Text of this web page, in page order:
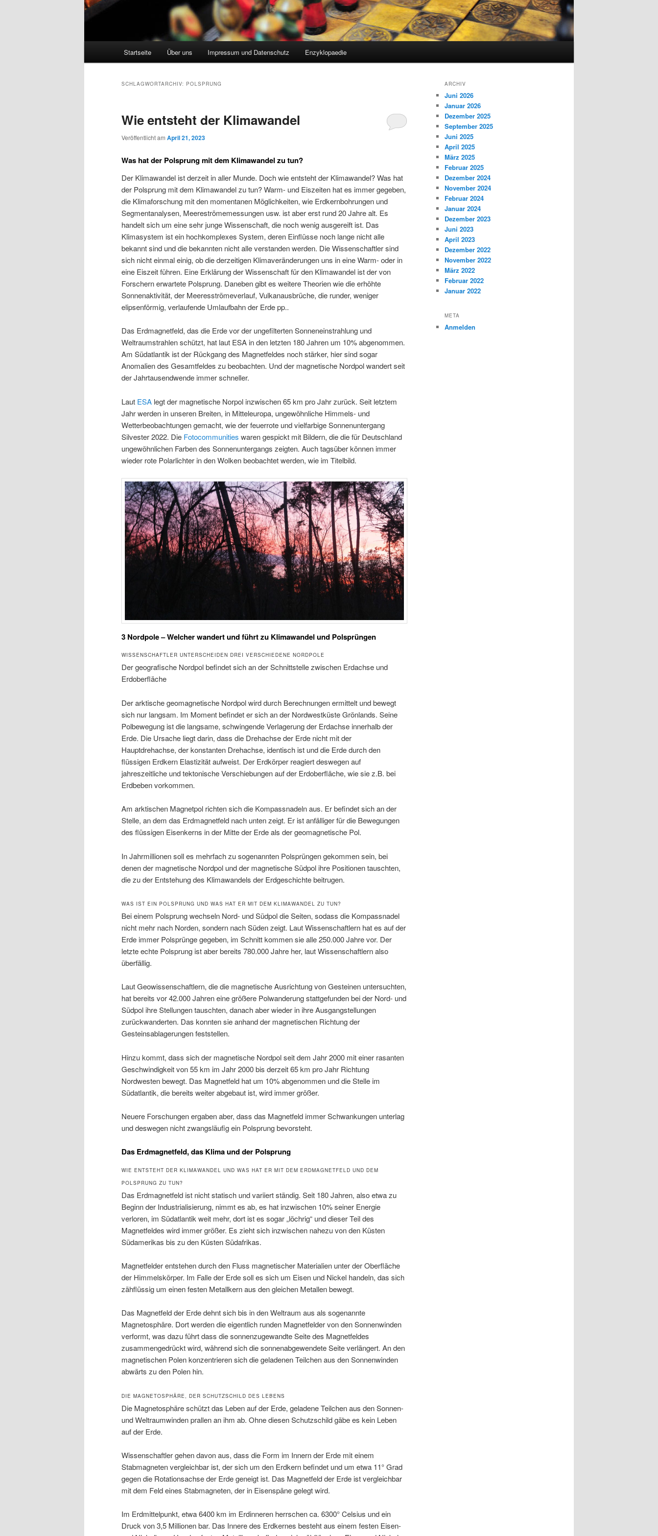
Startseite Über uns Impressum und Datenschutz Enzyklopaedie
SCHLAGWORTARCHIV: POLSPRUNG
Wie entsteht der Klimawandel
Veröffentlicht am April 21, 2023
Was hat der Polsprung mit dem Klimawandel zu tun?
Der Klimawandel ist derzeit in aller Munde. Doch wie entsteht der Klimawandel? Was hat
der Polsprung mit dem Klimawandel zu tun? Warm- und Eiszeiten hat es immer gegeben,
die Klimaforschung mit den momentanen Möglichkeiten, wie Erdkernbohrungen und
Segmentanalysen, Meereströmemessungen usw. ist aber erst rund 20 Jahre alt. Es
handelt sich um eine sehr junge Wissenschaft, die noch wenig ausgereift ist. Das
Klimasystem ist ein hochkomplexes System, deren Einflüsse noch lange nicht alle
bekannt sind und die bekannten nicht alle verstanden werden. Die Wissenschaftler sind
sich nicht einmal einig, ob die derzeitigen Klimaveränderungen uns in eine Warm- oder in
eine Eiszeit führen. Eine Erklärung der Wissenschaft für den Klimawandel ist der von
Forschern erwartete Polsprung. Daneben gibt es weitere Theorien wie die erhöhte
Sonnenaktivität, der Meeresströmeverlauf, Vulkanausbrüche, die runder, weniger
elipsenförmig, verlaufende Umlaufbahn der Erde pp..
Das Erdmagnetfeld, das die Erde vor der ungefilterten Sonneneinstrahlung und
Weltraumstrahlen schützt, hat laut ESA in den letzten 180 Jahren um 10% abgenommen.
Am Südatlantik ist der Rückgang des Magnetfeldes noch stärker, hier sind sogar
Anomalien des Gesamtfeldes zu beobachten. Und der magnetische Nordpol wandert seit
der Jahrtausendwende immer schneller.
Laut ESA legt der magnetische Norpol inzwischen 65 km pro Jahr zurück. Seit letztem
Jahr werden in unseren Breiten, in Mitteleuropa, ungewöhnliche Himmels- und
Wetterbeobachtungen gemacht, wie der feuerrote und vielfarbige Sonnenuntergang
Silvester 2022. Die Fotocommunities waren gespickt mit Bildern, die die für Deutschland
ungewöhnlichen Farben des Sonnenuntergangs zeigten. Auch tagsüber können immer
wieder rote Polarlichter in den Wolken beobachtet werden, wie im Titelbild.
3 Nordpole – Welcher wandert und führt zu Klimawandel und Polsprüngen
WISSENSCHAFTLER UNTERSCHEIDEN DREI VERSCHIEDENE NORDPOLE
Der geografische Nordpol befindet sich an der Schnittstelle zwischen Erdachse und
Erdoberfläche
Der arktische geomagnetische Nordpol wird durch Berechnungen ermittelt und bewegt
sich nur langsam. Im Moment befindet er sich an der Nordwestküste Grönlands. Seine
Polbewegung ist die langsame, schwingende Verlagerung der Erdachse innerhalb der
Erde. Die Ursache liegt darin, dass die Drehachse der Erde nicht mit der
Hauptdrehachse, der konstanten Drehachse, identisch ist und die Erde durch den
flüssigen Erdkern Elastizität aufweist. Der Erdkörper reagiert deswegen auf
jahreszeitliche und tektonische Verschiebungen auf der Erdoberfläche, wie sie z.B. bei
Erdbeben vorkommen.
Am arktischen Magnetpol richten sich die Kompassnadeln aus. Er befindet sich an der
Stelle, an dem das Erdmagnetfeld nach unten zeigt. Er ist anfälliger für die Bewegungen
des flüssigen Eisenkerns in der Mitte der Erde als der geomagnetische Pol.
In Jahrmillionen soll es mehrfach zu sogenannten Polsprüngen gekommen sein, bei
denen der magnetische Nordpol und der magnetische Südpol ihre Positionen tauschten,
die zu der Entstehung des Klimawandels der Erdgeschichte beitrugen.
WAS IST EIN POLSPRUNG UND WAS HAT ER MIT DEM KLIMAWANDEL ZU TUN?
Bei einem Polsprung wechseln Nord- und Südpol die Seiten, sodass die Kompassnadel
nicht mehr nach Norden, sondern nach Süden zeigt. Laut Wissenschaftlern hat es auf der
Erde immer Polsprünge gegeben, im Schnitt kommen sie alle 250.000 Jahre vor. Der
letzte echte Polsprung ist aber bereits 780.000 Jahre her, laut Wissenschaftlern also
überfällig.
Laut Geowissenschaftlern, die die magnetische Ausrichtung von Gesteinen untersuchten,
hat bereits vor 42.000 Jahren eine größere Polwanderung stattgefunden bei der Nord- und
Südpol ihre Stellungen tauschten, danach aber wieder in ihre Ausgangstellungen
zurückwanderten. Das konnten sie anhand der magnetischen Richtung der
Gesteinsablagerungen feststellen.
Hinzu kommt, dass sich der magnetische Nordpol seit dem Jahr 2000 mit einer rasanten
Geschwindigkeit von 55 km im Jahr 2000 bis derzeit 65 km pro Jahr Richtung
Nordwesten bewegt. Das Magnetfeld hat um 10% abgenommen und die Stelle im
Südatlantik, die bereits weiter abgebaut ist, wird immer größer.
Neuere Forschungen ergaben aber, dass das Magnetfeld immer Schwankungen unterlag
und deswegen nicht zwangsläufig ein Polsprung bevorsteht.
Das Erdmagnetfeld, das Klima und der Polsprung
WIE ENTSTEHT DER KLIMAWANDEL UND WAS HAT ER MIT DEM ERDMAGNETFELD UND DEM
POLSPRUNG ZU TUN?
Das Erdmagnetfeld ist nicht statisch und variiert ständig. Seit 180 Jahren, also etwa zu
Beginn der Industrialisierung, nimmt es ab, es hat inzwischen 10% seiner Energie
verloren, im Südatlantik weit mehr, dort ist es sogar „löchrig“ und dieser Teil des
Magnetfeldes wird immer größer. Es zieht sich inzwischen nahezu von den Küsten
Südamerikas bis zu den Küsten Südafrikas.
Magnetfelder entstehen durch den Fluss magnetischer Materialien unter der Oberfläche
der Himmelskörper. Im Falle der Erde soll es sich um Eisen und Nickel handeln, das sich
zähflüssig um einen festen Metallkern aus den gleichen Metallen bewegt.
Das Magnetfeld der Erde dehnt sich bis in den Weltraum aus als sogenannte
Magnetosphäre. Dort werden die eigentlich runden Magnetfelder von den Sonnenwinden
verformt, was dazu führt dass die sonnenzugewandte Seite des Magnetfeldes
zusammengedrückt wird, während sich die sonnenabgewendete Seite verlängert. An den
magnetischen Polen konzentrieren sich die geladenen Teilchen aus den Sonnenwinden
abwärts zu den Polen hin.
DIE MAGNETOSPHÄRE, DER SCHUTZSCHILD DES LEBENS
Die Magnetosphäre schützt das Leben auf der Erde, geladene Teilchen aus den Sonnen-
und Weltraumwinden prallen an ihm ab. Ohne diesen Schutzschild gäbe es kein Leben
auf der Erde.
Wissenschaftler gehen davon aus, dass die Form im Innern der Erde mit einem
Stabmagneten vergleichbar ist, der sich um den Erdkern befindet und um etwa 11° Grad
gegen die Rotationsachse der Erde geneigt ist. Das Magnetfeld der Erde ist vergleichbar
mit dem Feld eines Stabmagneten, der in Eisenspäne gelegt wird.
Im Erdmittelpunkt, etwa 6400 km im Erdinneren herrschen ca. 6300° Celsius und ein
Druck von 3,5 Millionen bar. Das Innere des Erdkernes besteht aus einem festen Eisen-
ARCHIV
Juni 2026
Januar 2026
Dezember 2025
September 2025
Juni 2025
April 2025
März 2025
Februar 2025
Dezember 2024
November 2024
Februar 2024
Januar 2024
Dezember 2023
Juni 2023
April 2023
Dezember 2022
November 2022
März 2022
Februar 2022
Januar 2022
META
Anmelden